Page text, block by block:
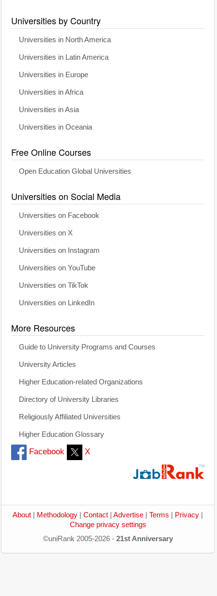
Universities by Country
Universities in North America
Universities in Latin America
Universities in Europe
Universities in Africa
Universities in Asia
Universities in Oceania
Free Online Courses
Open Education Global Universities
Universities on Social Media
Universities on Facebook
Universities on X
Universities on Instagram
Universities on YouTube
Universities on TikTok
Universities on LinkedIn
More Resources
Guide to University Programs and Courses
University Articles
Higher Education-related Organizations
Directory of University Libraries
Religiously Affiliated Universities
Higher Education Glossary
Facebook X
About Methodology Contact Advertise Terms Privacy
Change privacy settings
©uniRank 2005-2026 - 21st Anniversary